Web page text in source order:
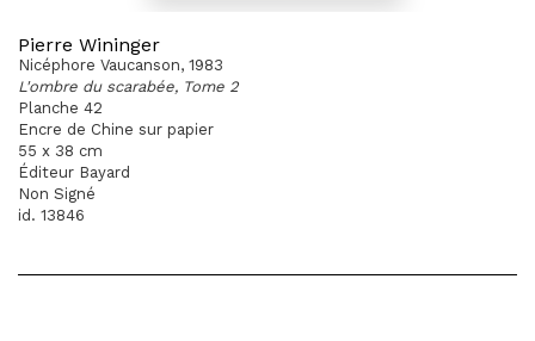
Pierre Wininger
Nicéphore Vaucanson, 1983
L'ombre du scarabée, Tome 2
Planche 42
Encre de Chine sur papier
55 x 38 cm
Éditeur Bayard
Non Signé
id. 13846